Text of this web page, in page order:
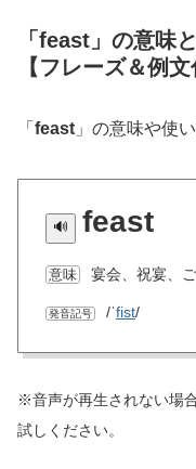
「feast」の意味
【フレーズ＆例文
「 feast 」の意味や使
feast
意味 宴会、祝宴、
発音記号 /ˈfist/
※音声が再生されない場
試しください。